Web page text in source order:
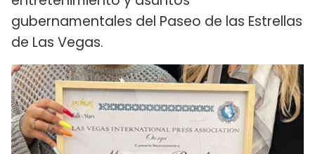
gubernamentales del Paseo de las Estrellas
de Las Vegas.